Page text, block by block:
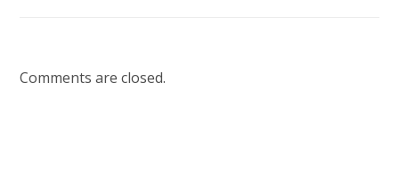
Comments are closed.